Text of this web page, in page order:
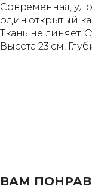
Современная,
один открытый
Ткань не линяет.
Высота 23 см,
ВАМ